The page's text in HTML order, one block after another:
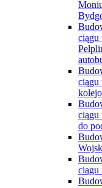
ciągu
ciągu
ciągu
do
ciągu